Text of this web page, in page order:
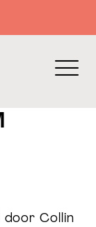
doorCollin